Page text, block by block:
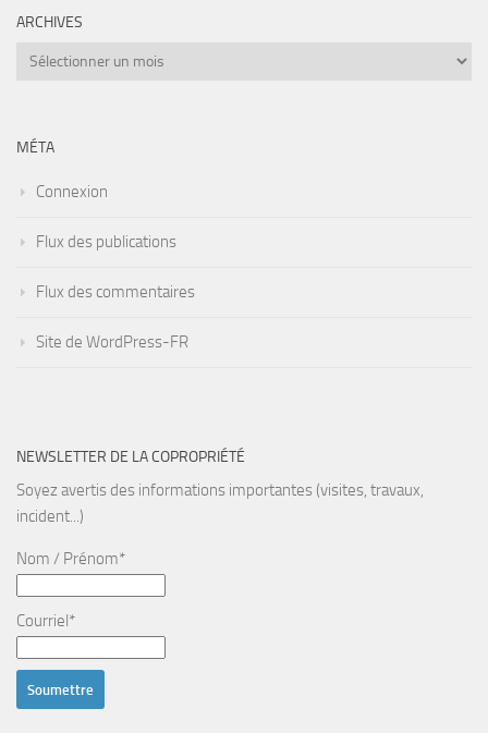
ARCHIVES
Archives
MÉTA
Connexion
Flux des publications
Flux des commentaires
Site de WordPress-FR
NEWSLETTER DE LA COPROPRIÉTÉ
Soyez avertis des informations importantes (visites, travaux,
incident...)
Nom / Prénom*
Courriel*